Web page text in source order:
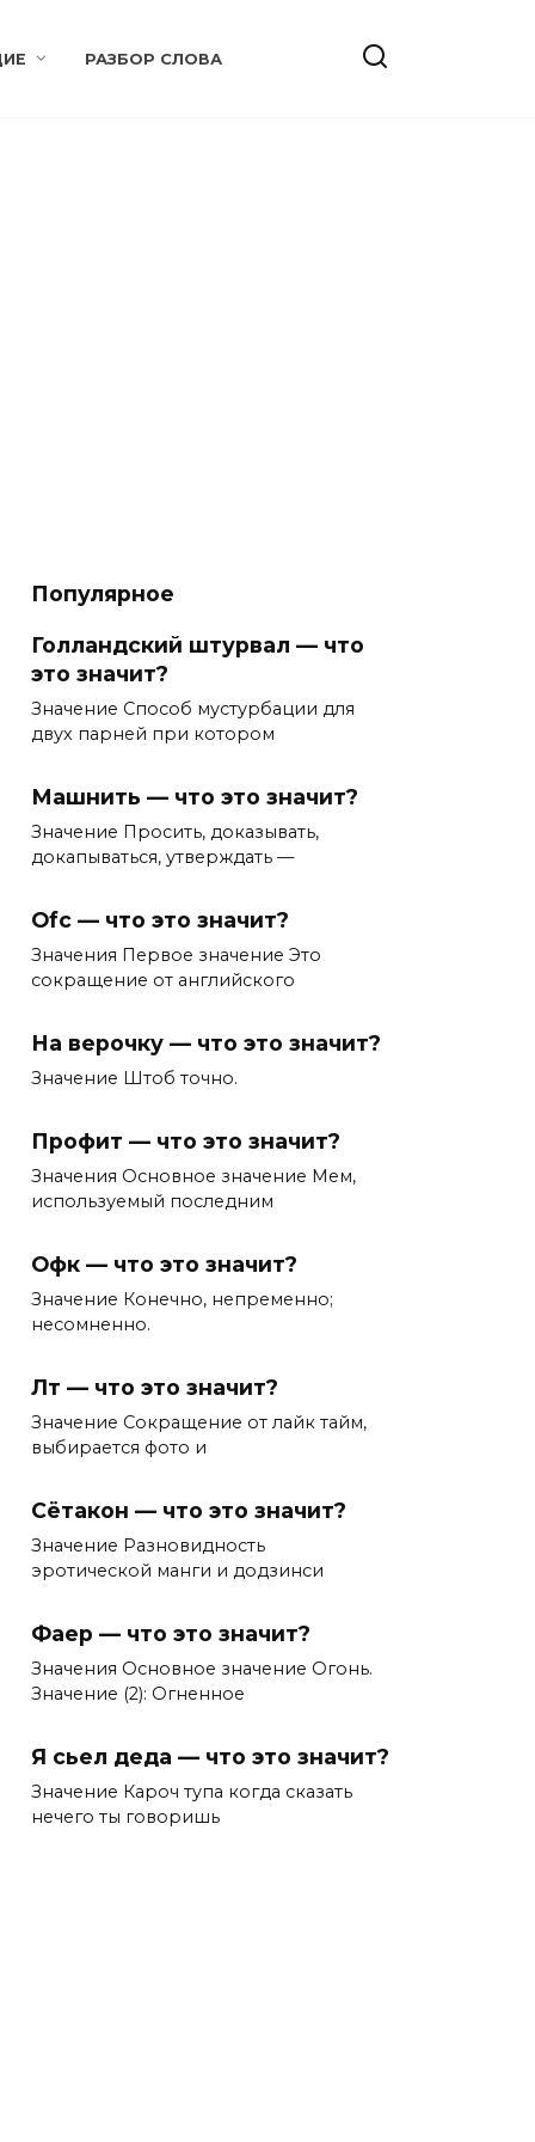
РАЗБОР СЛОВА
Популярное
Голландский штурвал — что
это значит?
Значение Способ мустурбации для
двух парней при котором
Машнить — что это значит?
Значение Просить, доказывать,
докапываться, утверждать —
Ofc — что это значит?
Значения Первое значение Это
сокращение от английского
На верочку — что это значит?
Значение Штоб точно.
Профит — что это значит?
Значения Основное значение Мем,
используемый последним
Офк — что это значит?
Значение Конечно, непременно;
несомненно.
Лт — что это значит?
Значение Сокращение от лайк тайм,
выбирается фото и
Сётакон — что это значит?
Значение Разновидность
эротической манги и додзинси
Фаер — что это значит?
Значения Основное значение Огонь.
Значение (2): Огненное
Я сьел деда — что это значит?
Значение Кароч тупа когда сказать
нечего ты говоришь